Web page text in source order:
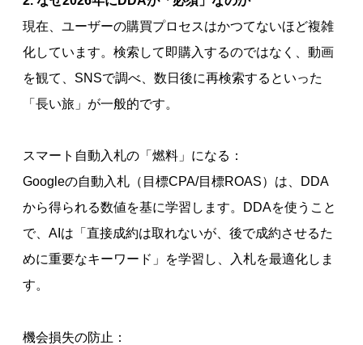
現在、ユーザーの購買プロセスはかつてないほど複雑
化しています。検索して即購入するのではなく、動画
を観て、SNSで調べ、数日後に再検索するといった
「長い旅」が一般的です。
スマート自動入札の「燃料」になる：
Googleの自動入札（目標CPA/目標ROAS）は、DDA
から得られる数値を基に学習します。DDAを使うこと
で、AIは「直接成約は取れないが、後で成約させるた
めに重要なキーワード」を学習し、入札を最適化しま
す。
機会損失の防止：